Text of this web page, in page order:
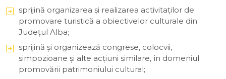
sprijină organizarea şi realizarea activitaţilor de
promovare turistică a obiectivelor culturale din
Județul Alba;
sprijină şi organizează congrese, colocvii,
simpozioane şi alte acţiuni similare, în domeniul
promovării patrimoniului cultural;